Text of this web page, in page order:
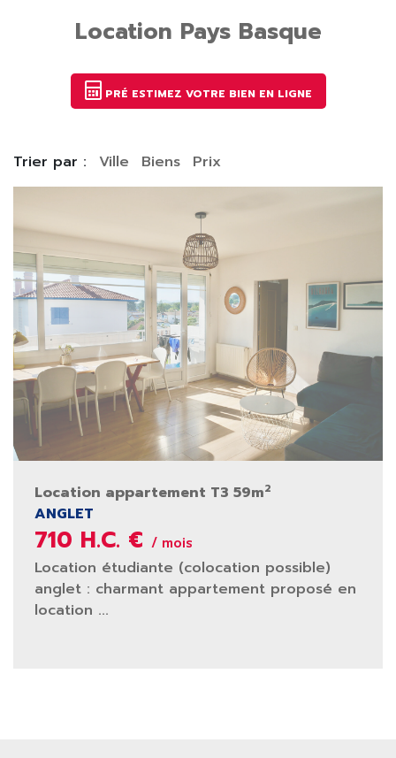
Location Pays Basque
PRÉ ESTIMEZ VOTRE BIEN EN LIGNE
Trier par : Ville Biens Prix
Location appartement T3 59m2
ANGLET
710 H.C. € / mois
Location étudiante (colocation possible)
anglet : charmant appartement proposé en
location ...